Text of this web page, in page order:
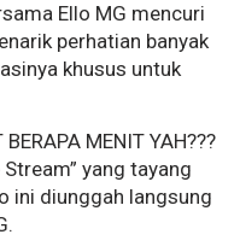
Ello MG mencuri
perhatian banyak
khusus untuk
MENIT YAH???
Stream” yang tayang
ini diunggah langsung